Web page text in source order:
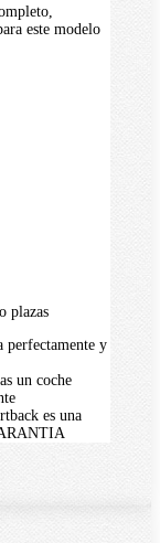
este modelo
plazas
perfectamente y
un coche
es una